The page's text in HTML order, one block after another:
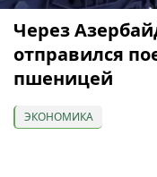
Через
отправился
пшеницей
ЭКОНОМИКА